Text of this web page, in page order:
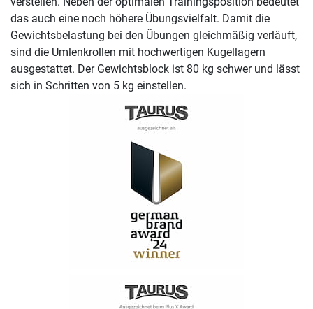
das auch eine noch höhere Übungsvielfalt. Damit die
Gewichtsbelastung bei den Übungen gleichmäßig verläuft,
sind die Umlenkrollen mit hochwertigen Kugellagern
ausgestattet. Der Gewichtsblock ist 80 kg schwer und lässt
sich in Schritten von 5 kg einstellen.